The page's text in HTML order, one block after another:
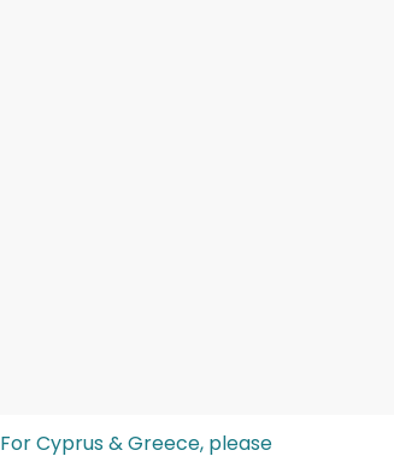
For Cyprus & Greece, please